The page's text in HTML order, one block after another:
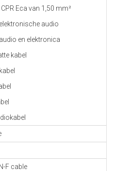
Eca van 1,50 mm²
audio
en elektronica
kabel
F cable